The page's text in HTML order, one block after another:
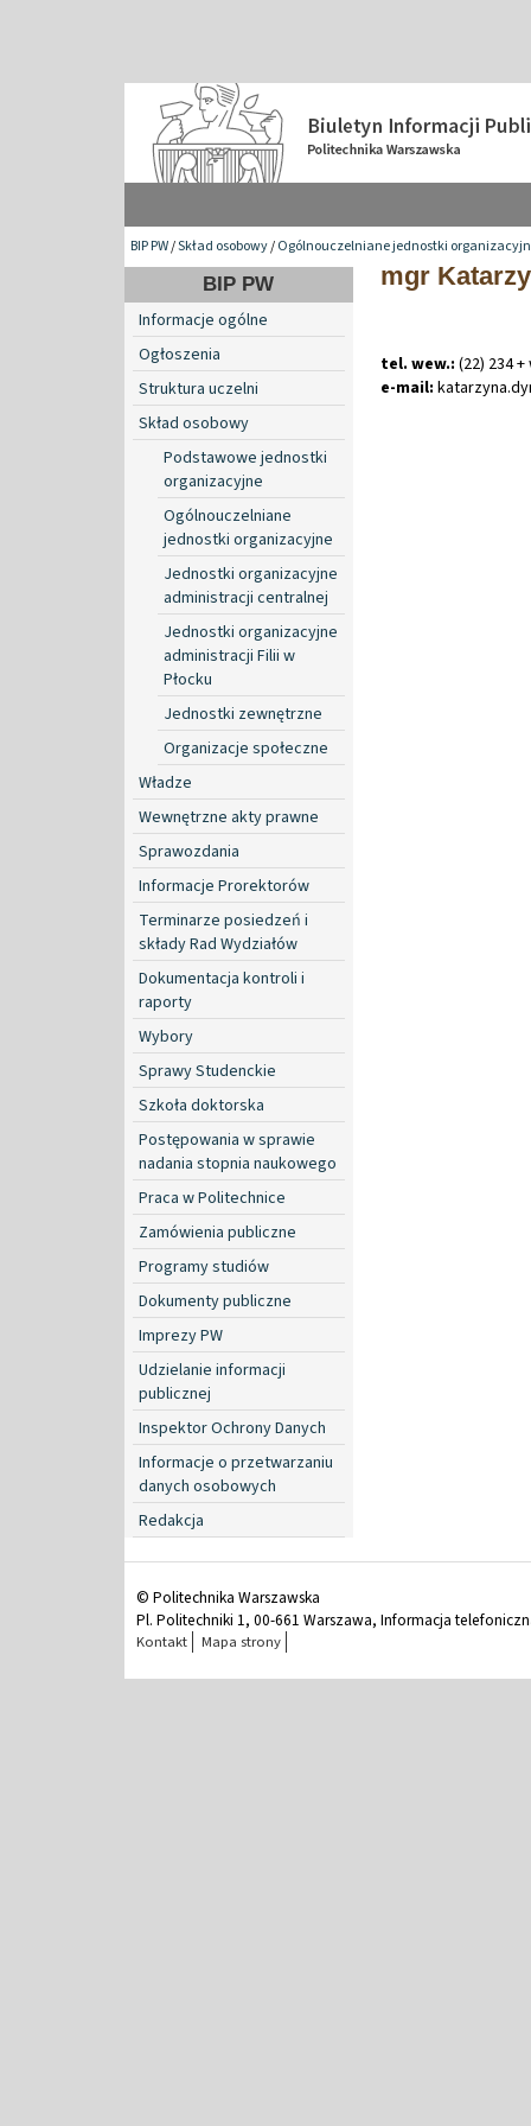
BIP PW/Skład osobowy/Ogólnouczelniane jednostki
BIP PW
Informacje ogólne
Ogłoszenia
Struktura uczelni
Skład osobowy
Podstawowe jednostki
organizacyjne
Ogólnouczelniane
jednostki organizacyjne
Jednostki organizacyjne
administracji centralnej
Jednostki organizacyjne
administracji Filii w
Płocku
Jednostki zewnętrzne
Organizacje społeczne
Władze
Wewnętrzne akty prawne
Sprawozdania
Informacje Prorektorów
Terminarze posiedzeń i
składy Rad Wydziałów
Dokumentacja kontroli i
raporty
Wybory
Sprawy Studenckie
Szkoła doktorska
Postępowania w sprawie
nadania stopnia naukowego
Praca w Politechnice
Zamówienia publiczne
Programy studiów
Dokumenty publiczne
Imprezy PW
Udzielanie informacji
publicznej
Inspektor Ochrony Danych
Informacje o przetwarzaniu
danych osobowych
Redakcja
mgr
tel. wew.: (22) 234
e-mail: katarzyna.
© Politechnika Warszawska
Pl. Politechniki 1, 00-661 Warszawa, Informacja
Kontakt Mapa strony